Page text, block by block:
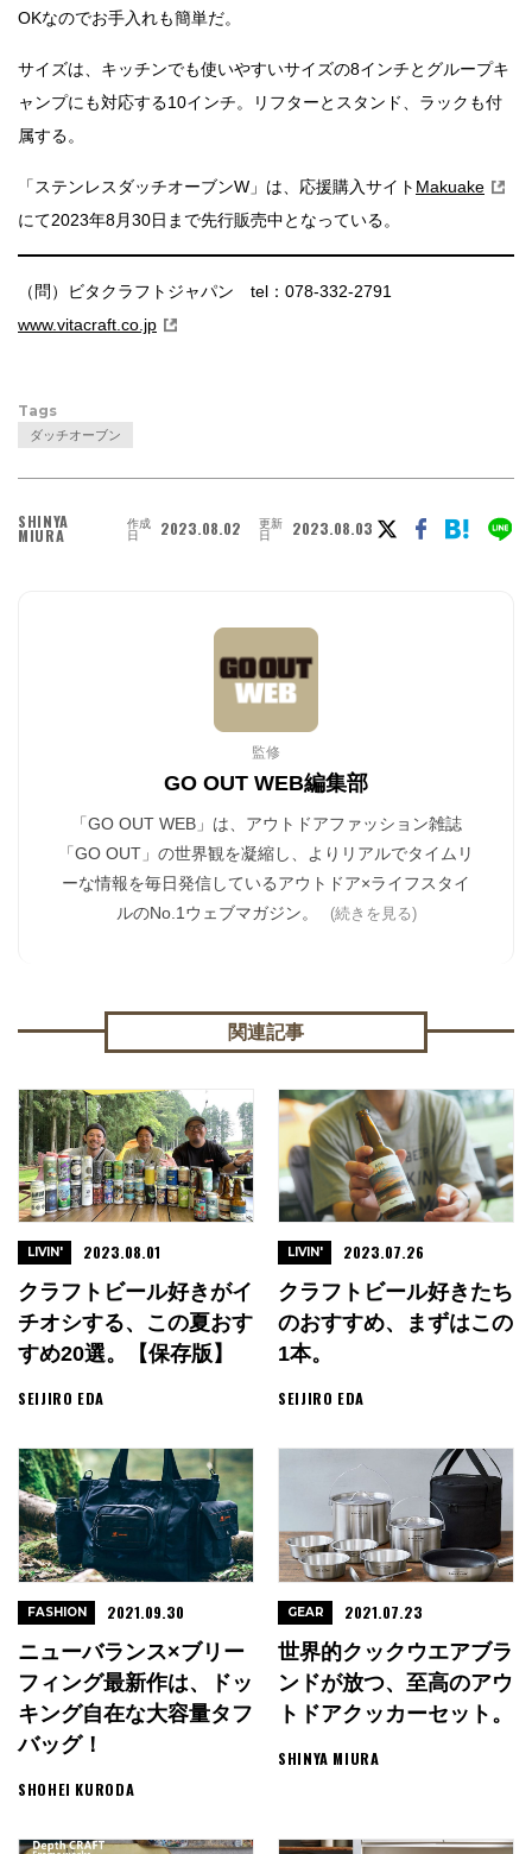
OKなのでお手入れも簡単だ。
サイズは、キッチンでも使いやすいサイズの8インチとグループキ
ャンプにも対応する10インチ。リフターとスタンド、ラックも付
属する。
「ステンレスダッチオーブンW」は、応援購入サイト Makuake
にて2023年8月30日まで先行販売中となっている。
（問）ビタクラフトジャパン tel：078-332-2791
www.vitacraft.co.jp
Tags
ダッチオーブン
SHINYA
MIURA
作成
日 2023.08.02 更新
日 2023.08.03
監修
GO OUT WEB編集部
「GO OUT WEB」は、アウトドアファッション雑誌
「GO OUT」の世界観を凝縮し、よりリアルでタイムリ
ーな情報を毎日発信しているアウトドア×ライフスタイ
ルのNo.1ウェブマガジン。
(続きを見る)
関連記事
クラフトビール好きがイ
チオシする、この夏おす
すめ20選。【保存版】
SEIJIRO EDA
LIVIN' 2023.08.01
クラフトビール好きたち
のおすすめ、まずはこの
1本。
SEIJIRO EDA
LIVIN' 2023.07.26
ニューバランス×ブリー
フィング最新作は、ドッ
キング自在な大容量タフ
バッグ！
SHOHEI KURODA
FASHION 2021.09.30
世界的クックウエアブラ
ンドが放つ、至高のアウ
トドアクッカーセット。
SHINYA MIURA
GEAR 2021.07.23